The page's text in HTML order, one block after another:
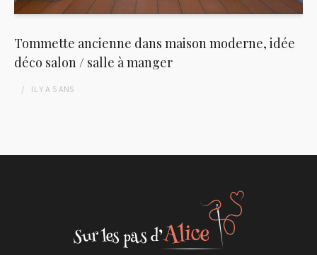
Tommette ancienne dans maison moderne, idée
déco salon / salle à manger
IL Y A 5 ANS